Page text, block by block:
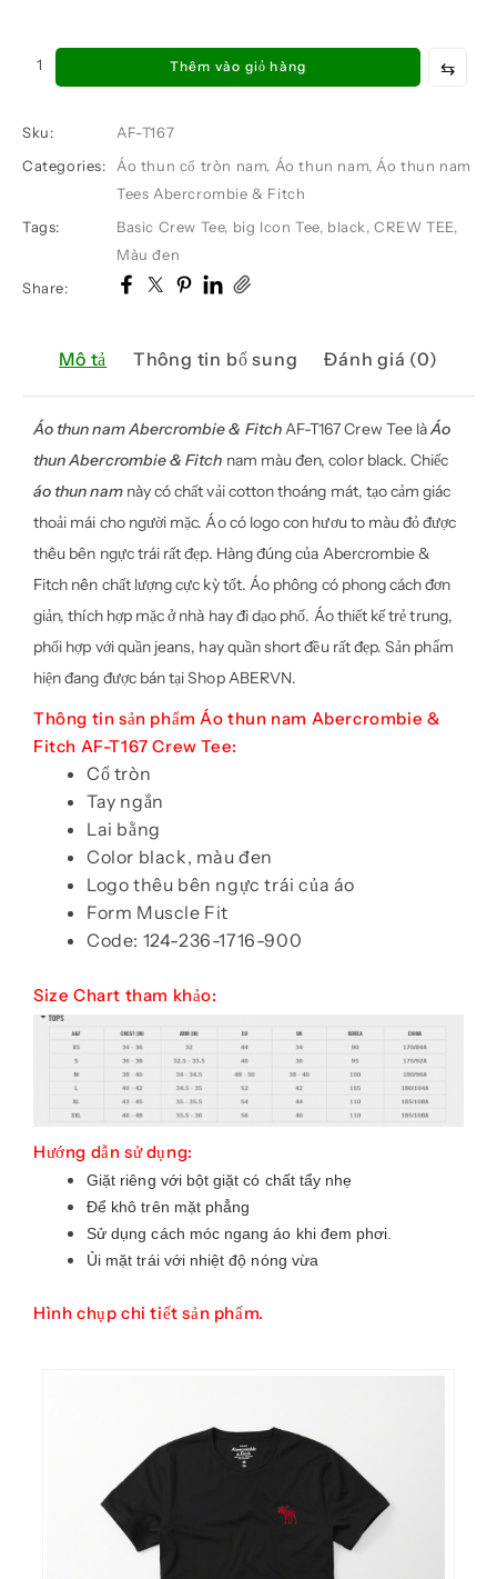
Áo
thun
Abercrombie
&
AF-
Crew
lượng
Thêm vào giỏ hàng ⇆
Sku:
AF-T167
Categories:
Áo thun cổ tròn nam, Áo thun nam, Áo thun nam
Tees Abercrombie & Fitch
Tags:
Basic Crew Tee, big Icon Tee, black,CREW TEE,
Màu đen
Share:
Mô tả Thông tin bổ sung Đánh giá (0)
Áo thun nam Abercrombie & FitchAF-T167 Crew Tee làÁo
thun Abercrombie & Fitch nam màu đen, color black. Chiếc
áo thun namnày có chất vải cotton thoáng mát, tạo cảm giác
thoải mái cho người mặc. Áo có logo con hươu to màu đỏ được
thêu bên ngực trái rất đẹp. Hàng đúng của Abercrombie &
Fitch nên chất lượng cực kỳ tốt. Áo phông có phong cách đơn
giản, thích hợp mặc ở nhà hay đi dạo phố. Áo thiết kế trẻ trung,
phối hợp với quần jeans, hay quần short đều rất đẹp. Sản phẩm
hiện đang được bán tại Shop ABERVN.
Thông tin sản phẩm Áo thun nam Abercrombie &
Fitch AF-T167 Crew Tee:
Cổ tròn
Tay ngắn
Lai bằng
Color black, màu đen
Logo thêu bên ngực trái của áo
Form Muscle Fit
Code: 124-236-1716-900
Size Chart tham khảo:
Hướng dẫn sử dụng:
Giặt riêng với bột giặt có chất tẩy nhẹ
Để khô trên mặt phẳng
Sử dụng cách móc ngang áo khi đem phơi.
Ủi mặt trái với nhiệt độ nóng vừa
Hình chụp chi tiết sản phẩm.